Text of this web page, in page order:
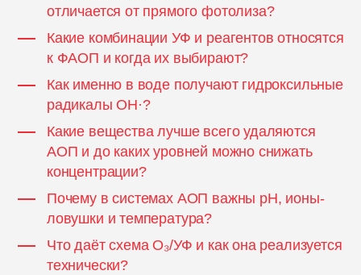
отличается от прямого фотолиза?
Какие комбинации УФ и реагентов относятся
к ФАОП и когда их выбирают?
Как именно в воде получают гидроксильные
радикалы ОН·?
Какие вещества лучше всего удаляются
АОП и до каких уровней можно снижать
концентрации?
Почему в системах АОП важны pH, ионы-
ловушки и температура?
Что даёт схема O₃/УФ и как она реализуется
технически?